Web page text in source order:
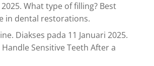
2025. What type of filling? Best
in dental restorations.
Diakses pada 11 Januari 2025.
Sensitive Teeth After a